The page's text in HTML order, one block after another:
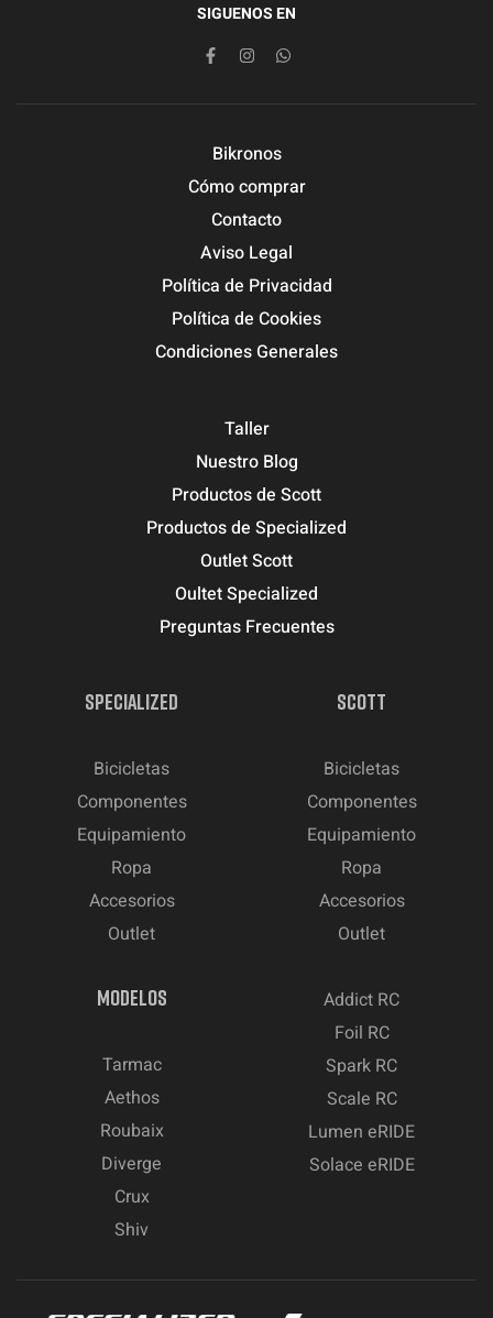
SIGUENOS EN
Bikronos
Cómo comprar
Contacto
Aviso Legal
Política de Privacidad
Política de Cookies
Condiciones Generales
Taller
Nuestro Blog
Productos de Scott
Productos de Specialized
Outlet Scott
Oultet Specialized
Preguntas Frecuentes
SPECIALIZED
Bicicletas
Componentes
Equipamiento
Ropa
Accesorios
Outlet
SCOTT
Bicicletas
Componentes
Equipamiento
Ropa
Accesorios
Outlet
MODELOS
Tarmac
Aethos
Roubaix
Diverge
Crux
Shiv
Addict RC
Foil RC
Spark RC
Scale RC
Lumen eRIDE
Solace eRIDE